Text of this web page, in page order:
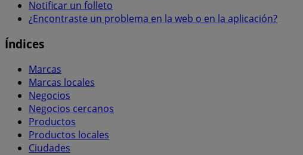
Notificar un folleto
¿Encontraste un problema en la web o en la aplicación?
Índices
Marcas
Marcas locales
Negocios
Negocios cercanos
Productos
Productos locales
Ciudades